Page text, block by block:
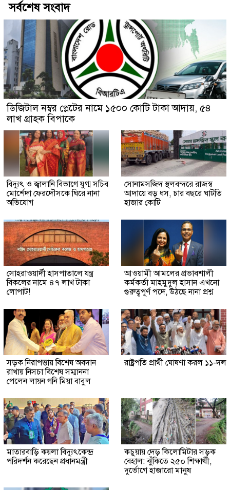
সর্বশেষ সংবাদ
ডিজিটাল নম্বর প্লেটের নামে ১৫০০ কোটি টাকা আদায়, ৫৪
লাখ গ্রাহক বিপাকে
বিদ্যুৎ ও জ্বালানি বিভাগে যুগ্ম সচিব
মোর্শেদা ফেরদৌসকে ঘিরে নানা
অভিযোগ
সোনামসজিদ স্থলবন্দরে রাজস্ব
আদায়ে বড় ধস, চার বছরে ঘাটতি
হাজার কোটি
সোহরাওয়ার্দী হাসপাতালে যন্ত্র
বিকলের নামে ৪৭ লাখ টাকা
লোপাট!
আওয়ামী আমলের প্রভাবশালী
কর্মকর্তা মাহমুদুল হাসান এখনো
গুরুত্বপূর্ণ পদে, উঠছে নানা প্রশ্ন
সড়ক নিরাপত্তায় বিশেষ অবদান
রাখায় নিসচা বিশেষ সম্মাননা
পেলেন লায়ন গনি মিয়া বাবুল
রাষ্ট্রপতি প্রার্থী ঘোষণা করল ১১-দল
মাতারবাড়ি কয়লা বিদ্যুৎকেন্দ্র
পরিদর্শন করেছেন প্রধানমন্ত্রী
কচুয়ায় দেড় কিলোমিটার সড়ক
বেহাল: ঝুঁকিতে ২৫০ শিক্ষার্থী,
দুর্ভোগে হাজারো মানুষ